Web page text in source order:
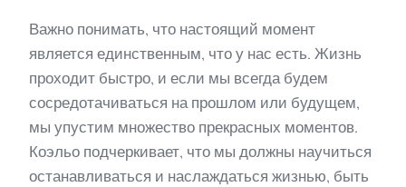
Важно понимать, что настоящий момент
является единственным, что у нас есть. Жизнь
проходит быстро, и если мы всегда будем
сосредотачиваться на прошлом или будущем,
мы упустим множество прекрасных моментов.
Коэльо подчеркивает, что мы должны научиться
останавливаться и наслаждаться жизнью, быть